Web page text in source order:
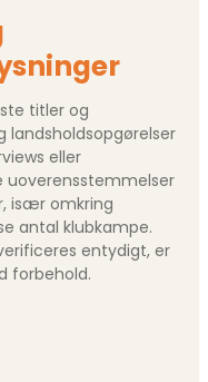
titler og
eller
uoverensstemmelser
især omkring
antal klubkampe.
entydigt, er
forbehold.